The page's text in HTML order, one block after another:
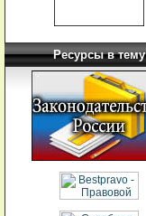
Ресурсы в тему